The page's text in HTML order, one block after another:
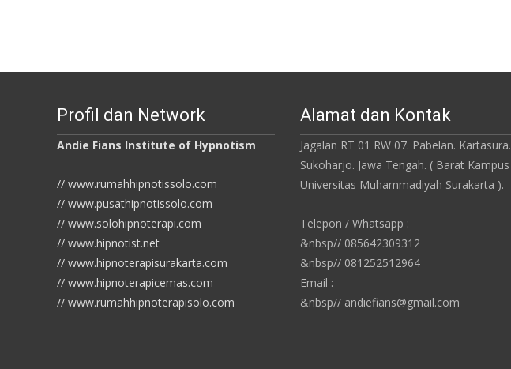
Profil dan Network
Andie Fians Institute of Hypnotism
// www.rumahhipnotissolo.com
// www.pusathipnotissolo.com
// www.solohipnoterapi.com
// www.hipnotist.net
// www.hipnoterapisurakarta.com
// www.hipnoterapicemas.com
// www.rumahhipnoterapisolo.com
Alamat dan Kontak
Jagalan RT 01 RW 07. Pabelan. Kartasura.
Sukoharjo. Jawa Tengah. ( Barat Kampus
Universitas Muhammadiyah Surakarta ).
Telepon / Whatsapp :
&nbsp// 085642309312
&nbsp// 081252512964
Email :
&nbsp// andiefians@gmail.com